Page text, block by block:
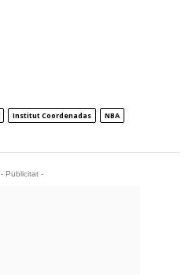
Institut Coordenadas
NBA
- Publicitat -